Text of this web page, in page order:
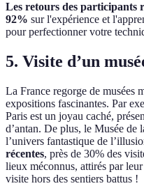
Les retours des participants
92% sur l'expérience et
pour perfectionner votre
5. Visite d’un
La France regorge de musées
expositions fascinantes. Par
Paris est un joyau caché,
d’antan. De plus, le Musée de
l’univers fantastique de
récentes, près de 30% des
lieux méconnus, attirés par
visite hors des sentiers battus !